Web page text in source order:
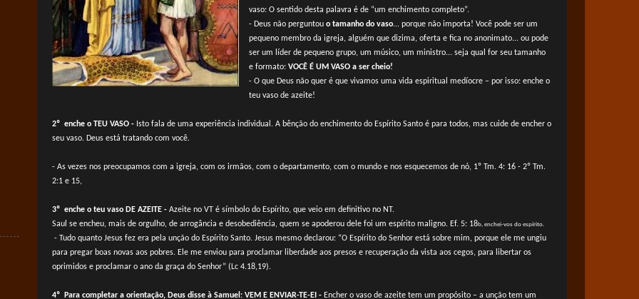
vaso: O sentido desta palavra é de “um enchimento completo”.
- Deus não perguntouo tamanho do vaso... porque não importa! Você pode ser um
pequeno membro da igreja, alguém que dizima, oferta e fica no anonimato... ou pode
ser um líder de pequeno grupo, um músico, um ministro... seja qual for seu tamanho
e formato:VOCÊ É UM VASO a ser cheio!
- O que Deus não quer é que vivamos uma vida espiritual medíocre – por isso: enche o
teu vaso de azeite!
2º enche o TEU VASO - Isto fala de uma experiência individual. A bênção do enchimento do Espírito Santo é para todos, mas cuide de encher o
seu vaso. Deus está tratando com você.
- As vezes nos preocupamos com a igreja, com os irmãos, com o departamento, com o mundo e nos esquecemos de nó, 1º Tm. 4: 16 - 2º Tm.
2:1 e 15,
3º enche o teu vaso DE AZEITE - Azeite no VT é símbolo do Espírito, que veio em definitivo no NT.
Saul se encheu, mais de orgulho, de arrogância e desobediência, quem se apoderou dele foi um espírito maligno. Ef. 5: 18b, enchei-vos do espírito.
- Tudo quanto Jesus fez era pela unção do Espírito Santo. Jesus mesmo declarou: “O Espírito do Senhor está sobre mim, porque ele me ungiu
para pregar boas novas aos pobres. Ele me enviou para proclamar liberdade aos presos e recuperação da vista aos cegos, para libertar os
oprimidos e proclamar o ano da graça do Senhor” (Lc 4.18,19).
4º Para completar a orientação, Deus disse à Samuel: VEM E ENVIAR-TE-EI - Encher o vaso de azeite tem um propósito – a unção tem um